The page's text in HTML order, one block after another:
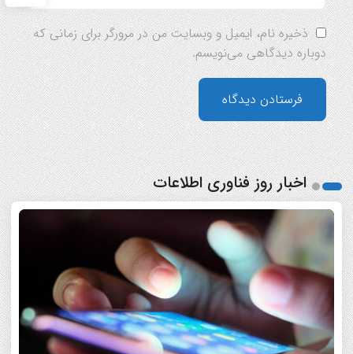
ذخیره نام، ایمیل و وبسایت من در مرورگر برای زمانی که
دوباره دیدگاهی می‌نویسم.
اخبار روز فناوری اطلاعات